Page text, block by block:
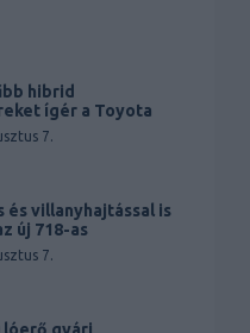
hibrid
ígér a Toyota
7.
és villanyhajtással is
új 718-as
7.
lóerő gyári